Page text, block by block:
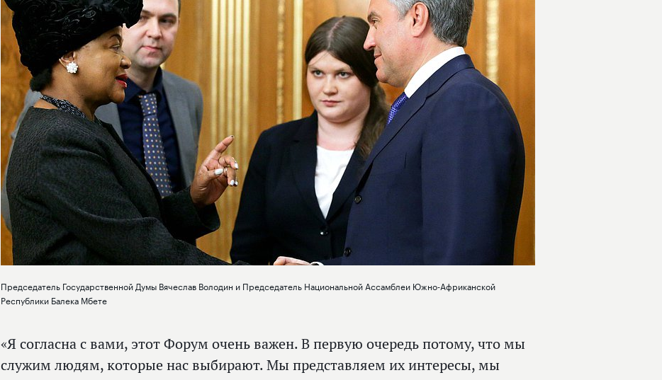
Председатель Государственной Думы Вячеслав Володин и Председатель Национальной Ассамблеи Южно-Африканской
Республики Балека Мбете
«Я согласна с вами, этот Форум очень важен. В первую очередь потому, что мы
служим людям, которые нас выбирают. Мы представляем их интересы, мы